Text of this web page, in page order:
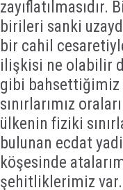
zayıflatılmasıdır.
birileri sanki
bir cahil
ilişkisi ne olabilir
gibi bahsettiğimiz
sınırlarımız
ülkenin fiziki
bulunan ecdat
köşesinde
şehitliklerimiz